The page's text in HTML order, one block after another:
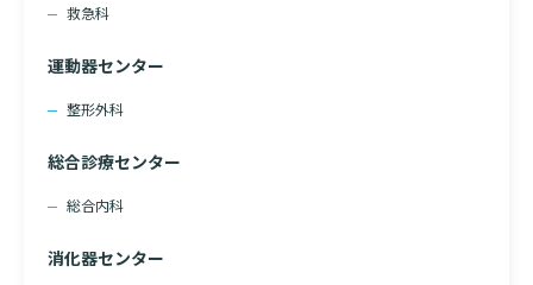
救急科
運動器センター
整形外科
総合診療センター
総合内科
消化器センター